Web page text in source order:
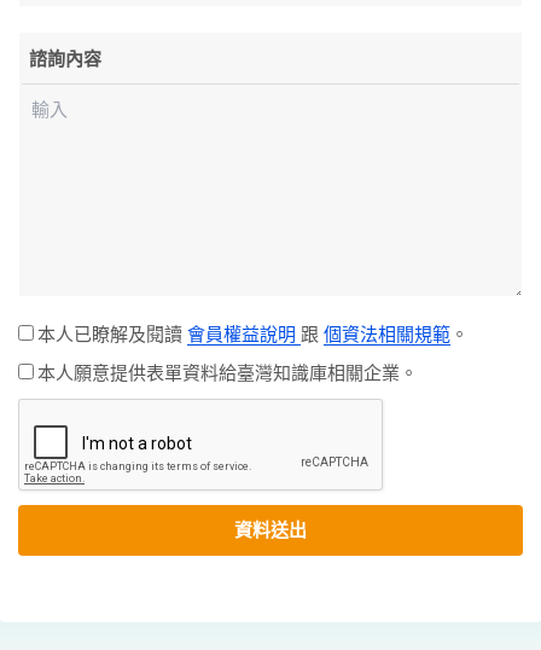
諮詢內容
本人已瞭解及閱讀 會員權益說明 跟 個資法相關規範 。
本人願意提供表單資料給臺灣知識庫相關企業。
資料送出